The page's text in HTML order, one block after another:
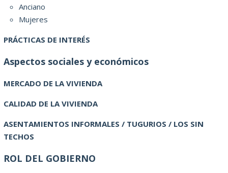
Anciano
Mujeres
PRÁCTICAS DE INTERÉS
Aspectos sociales y económicos
MERCADO DE LA VIVIENDA
CALIDAD DE LA VIVIENDA
ASENTAMIENTOS INFORMALES / TUGURIOS / LOS SIN
TECHOS
ROL DEL GOBIERNO